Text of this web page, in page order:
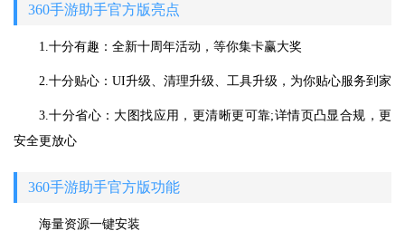
360手游助手官方版亮点
1.十分有趣：全新十周年活动，等你集卡赢大奖
2.十分贴心：UI升级、清理升级、工具升级，为你贴心服务到家
3.十分省心：大图找应用，更清晰更可靠;详情页凸显合规，更
安全更放心
360手游助手官方版功能
海量资源一键安装